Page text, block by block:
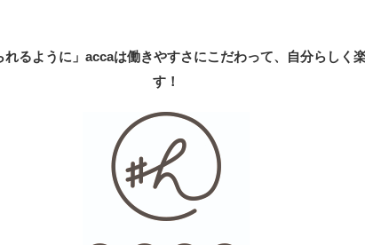
るように」 accaは働きやすさにこだわって、自分らしく
す！